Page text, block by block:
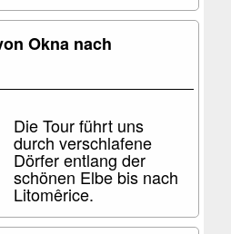
Okna nach
Die Tour führt uns
durch verschlafene
Dörfer entlang der
schönen Elbe bis nach
Litomêrice.